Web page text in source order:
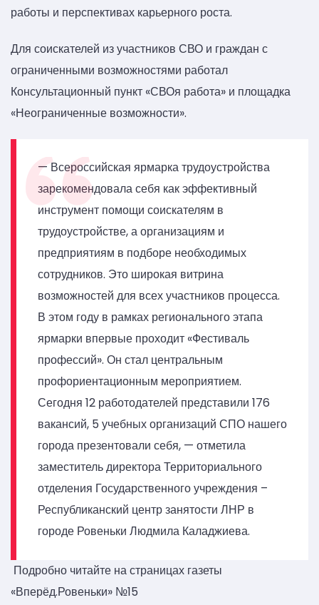
работы и перспективах карьерного роста.
Для соискателей из участников СВО и граждан с
ограниченными возможностями работал
Консультационный пункт «СВОя работа» и площадка
«Неограниченные возможности».
— Всероссийская ярмарка трудоустройства
зарекомендовала себя как эффективный
инструмент помощи соискателям в
трудоустройстве, а организациям и
предприятиям в подборе необходимых
сотрудников. Это широкая витрина
возможностей для всех участников процесса.
В этом году в рамках регионального этапа
ярмарки впервые проходит «Фестиваль
профессий». Он стал центральным
профориентационным мероприятием.
Сегодня 12 работодателей представили 176
вакансий, 5 учебных организаций СПО нашего
города презентовали себя, — отметила
заместитель директора Территориального
отделения Государственного учреждения –
Республиканский центр занятости ЛНР в
городе Ровеньки Людмила Каладжиева.
Подробно читайте на страницах газеты
«Вперёд.Ровеньки» №15